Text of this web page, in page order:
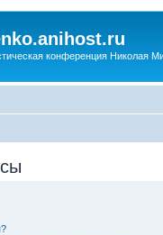
конференция Николая